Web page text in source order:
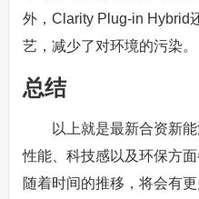
外，Clarity Plug-in Hybrid
艺，减少了对环境的污染。
总结
以上就是最新合资新
性能、科技感以及环保方
随着时间的推移，将会有